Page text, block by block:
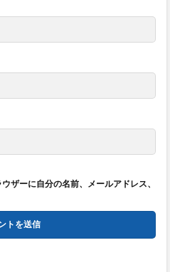
ザーに自分の名前、メールアドレス、